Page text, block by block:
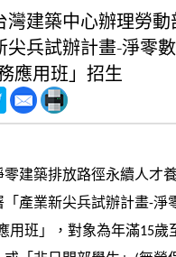
灣建築中心辦理勞
尖兵試辦計畫-淨零
應用班」招生
零建築排放路徑永續人才
「產業新尖兵試辦計畫-淨
用班」，對象為年滿15歲